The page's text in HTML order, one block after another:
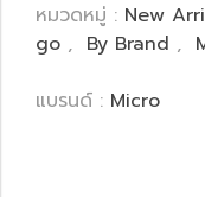
หมวดหมู่ : New
go , By Brand ,
แบรนด์ : Micro